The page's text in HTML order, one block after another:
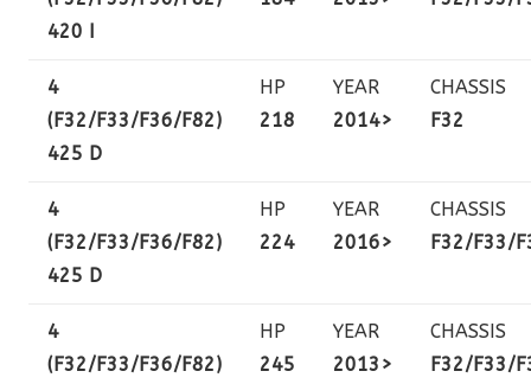
420 I
4
(F32/F33/F36/F82)
425 D
HP
218
YEAR
2014>
CHASSIS
F32
4
(F32/F33/F36/F82)
425 D
HP
224
YEAR
2016>
CHASSIS
F32/F33/
4
(F32/F33/F36/F82)
HP
245
YEAR
2013>
CHASSIS
F32/F33/